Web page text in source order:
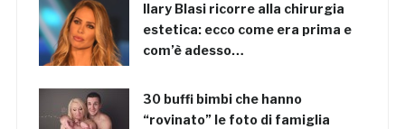
Ilary Blasi ricorre alla chirurgia
estetica: ecco come era prima e
com’è adesso…
30 buffi bimbi che hanno
“rovinato” le foto di famiglia